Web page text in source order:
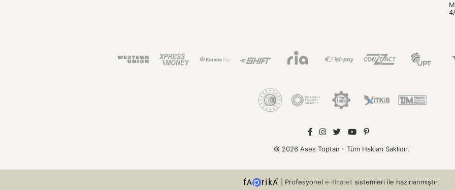
© 2026 Ases Toptan - Tüm Hakları Saklıdır.
Profesyonel e-ticaret sistemleri ile hazırlanmıştır.